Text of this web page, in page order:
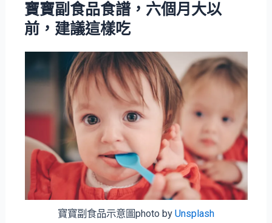
寶寶副食品食譜，六個月大以
前，建議這樣吃
寶寶副食品示意圖photo by Unsplash